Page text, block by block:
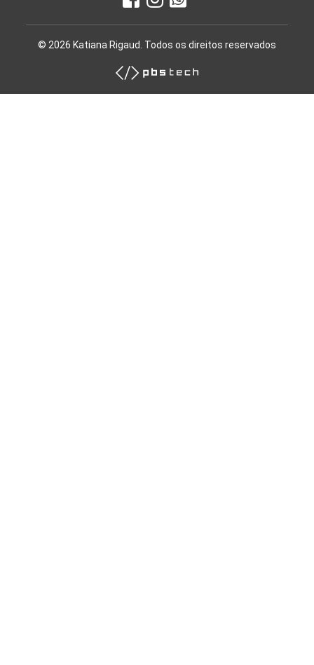
© 2026 Katiana Rigaud. Todos os direitos reservados